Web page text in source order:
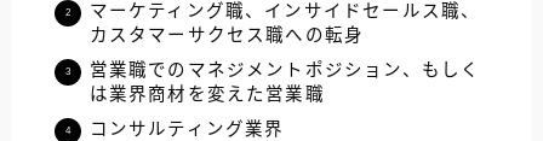
マーケティング職、インサイドセールス職、
カスタマーサクセス職への転身
営業職でのマネジメントポジション、もしく
は業界商材を変えた営業職
コンサルティング業界